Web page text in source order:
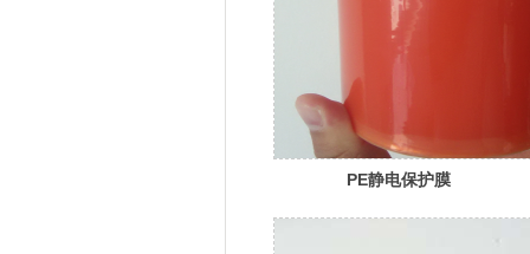
PE静电保护膜